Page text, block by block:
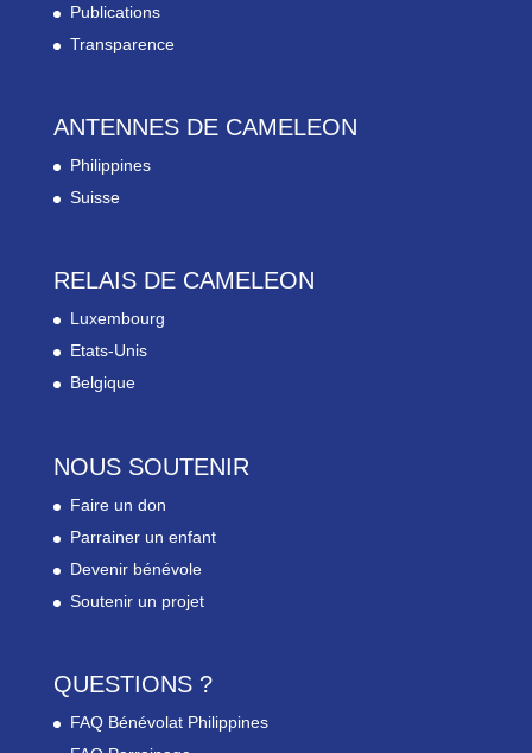
Publications
Transparence
ANTENNES DE CAMELEON
Philippines
Suisse
RELAIS DE CAMELEON
Luxembourg
Etats-Unis
Belgique
NOUS SOUTENIR
Faire un don
Parrainer un enfant
Devenir bénévole
Soutenir un projet
QUESTIONS ?
FAQ Bénévolat Philippines